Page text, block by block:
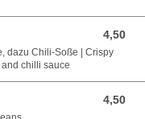
4,50
4,50 EUR
dazu Chili-Soße | Crispy
chilli sauce
4,50
4,50 EUR